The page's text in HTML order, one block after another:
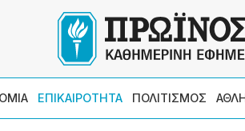
ΕΠΙΚΑΙΡΟΤΗΤΑ ΠΟΛΙΤΙΣΜΟΣ